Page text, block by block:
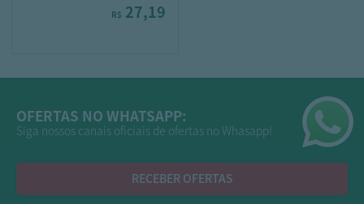
R$ 27,19
OFERTAS NO WHATSAPP:
Siga nossos canais oficiais de ofertas no Whasapp!
RECEBER OFERTAS